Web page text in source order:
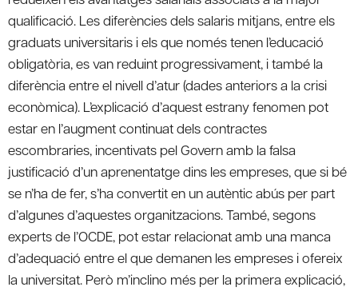
qualificació. Les diferències dels salaris mitjans, entre els
graduats universitaris i els que només tenen l’educació
obligatòria, es van reduint progressivament, i també la
diferència entre el nivell d’atur (dades anteriors a la crisi
econòmica). L’explicació d’aquest estrany fenomen pot
estar en l’augment continuat dels contractes
escombraries, incentivats pel Govern amb la falsa
justificació d’un aprenentatge dins les empreses, que si bé
se n’ha de fer, s’ha convertit en un autèntic abús per part
d’algunes d’aquestes organitzacions. També, segons
experts de l’OCDE, pot estar relacionat amb una manca
d’adequació entre el que demanen les empreses i ofereix
la universitat. Però m’inclino més per la primera explicació,